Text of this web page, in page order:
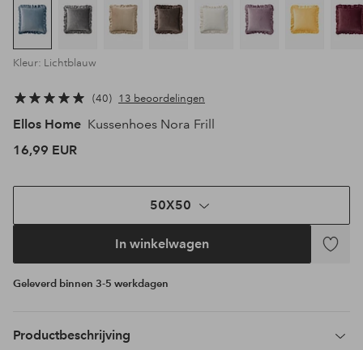
Kleur: Lichtblauw
40 13 beoordelingen
Ellos Home Kussenhoes Nora Frill
16,99 EUR
50X50
In winkelwagen
Geleverd binnen 3-5 werkdagen
Productbeschrijving